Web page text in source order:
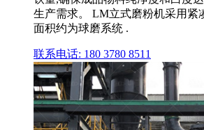
生产需求。 LM立式磨粉机采用紧
面积约为球磨系统 .
联系电话: 180 3780 8511